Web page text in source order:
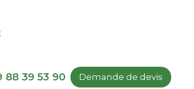
88 39 53 90 Demande de devis